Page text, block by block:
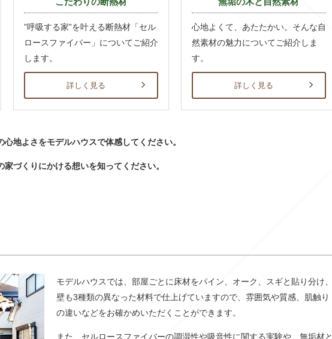
”呼吸する家”を叶える断熱材「セル
ロースファイバー」についてご紹介
します。
詳しく見る
心地よくて、あたたかい。そんな自
然素材の魅力についてご紹介しま
す。
詳しく見る
地よさをモデルハウスで体感してください。
づくりにかける想いを知ってください。
モデルハウスでは、部屋ごとに床材をパイン、オーク、スギと貼り分け、
壁も3種類の異なった材料で仕上げていますので、雰囲気や質感、肌触り
の違いなどをお確かめいただくことができます。
また、セルロースファイバーの調湿性や吸音性に関する実験や、無垢材と